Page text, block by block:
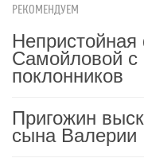
РЕКОМЕНДУЕМ
Непристойная
Самойловой с
поклонников
Пригожин
сына Валерии